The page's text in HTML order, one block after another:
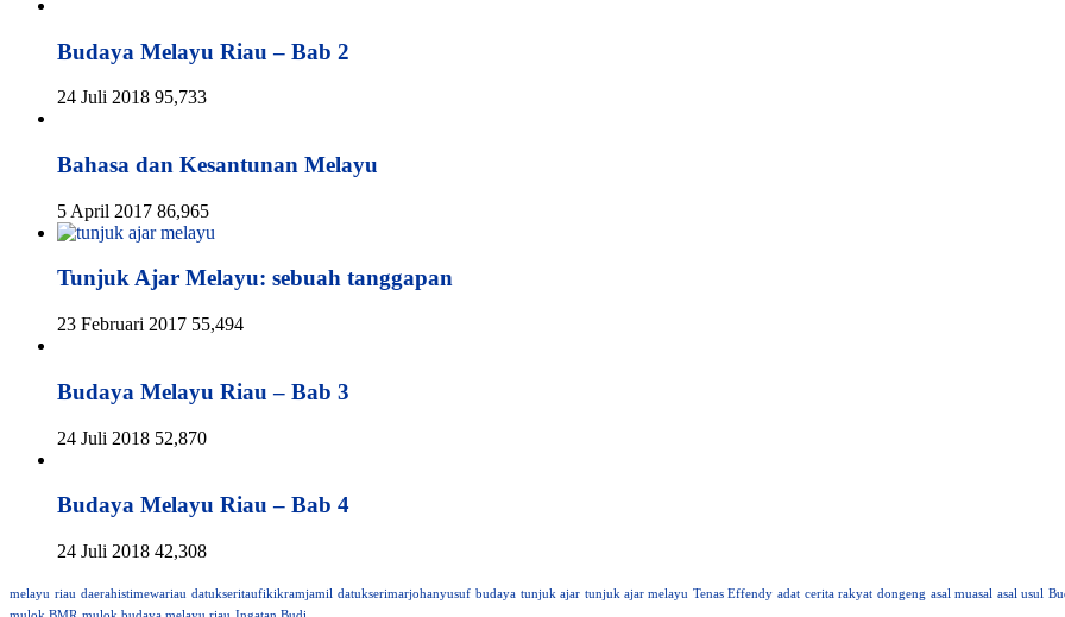
Budaya Melayu Riau – Bab 2
24 Juli 2018 95,733
Bahasa dan Kesantunan Melayu
5 April 2017 86,965
Tunjuk Ajar Melayu: sebuah tanggapan
23 Februari 2017 55,494
Budaya Melayu Riau – Bab 3
24 Juli 2018 52,870
Budaya Melayu Riau – Bab 4
24 Juli 2018 42,308
melayu riau daerahistimewariau datukseritaufikikramjamil datukserimarjohanyusuf budaya tunjuk ajar tunjuk ajar melayu Tenas Effendy adat cerita rakyat dongeng asal muasal asal usul